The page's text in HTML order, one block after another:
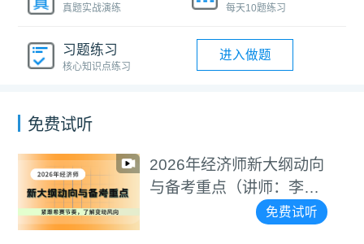
真题实战演练 每天10题练习
习题练习
核心知识点练习
进入做题
免费试听
2026年经济师新大纲动向
与备考重点（讲师：李碧
免费试听